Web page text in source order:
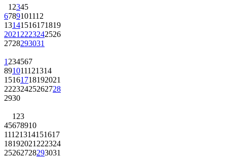
1 2345
6789101112
13141516171819
2021 2223242526
2728293031
1 234567
891011121314
15161718192021
22232425262728
2930
1 23
45678910
11121314151617
18192021 222324
25262728293031